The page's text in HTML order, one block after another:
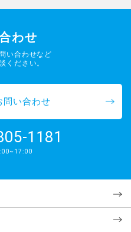
わせ
い合わせなど
ください。
問い合わせ
1181